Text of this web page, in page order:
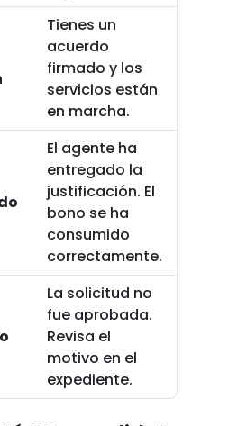
Tienes un
acuerdo
firmado y los
servicios están
en marcha.
El agente ha
entregado la
justificación. El
bono se ha
consumido
correctamente.
La solicitud no
fue aprobada.
Revisa el
motivo en el
expediente.